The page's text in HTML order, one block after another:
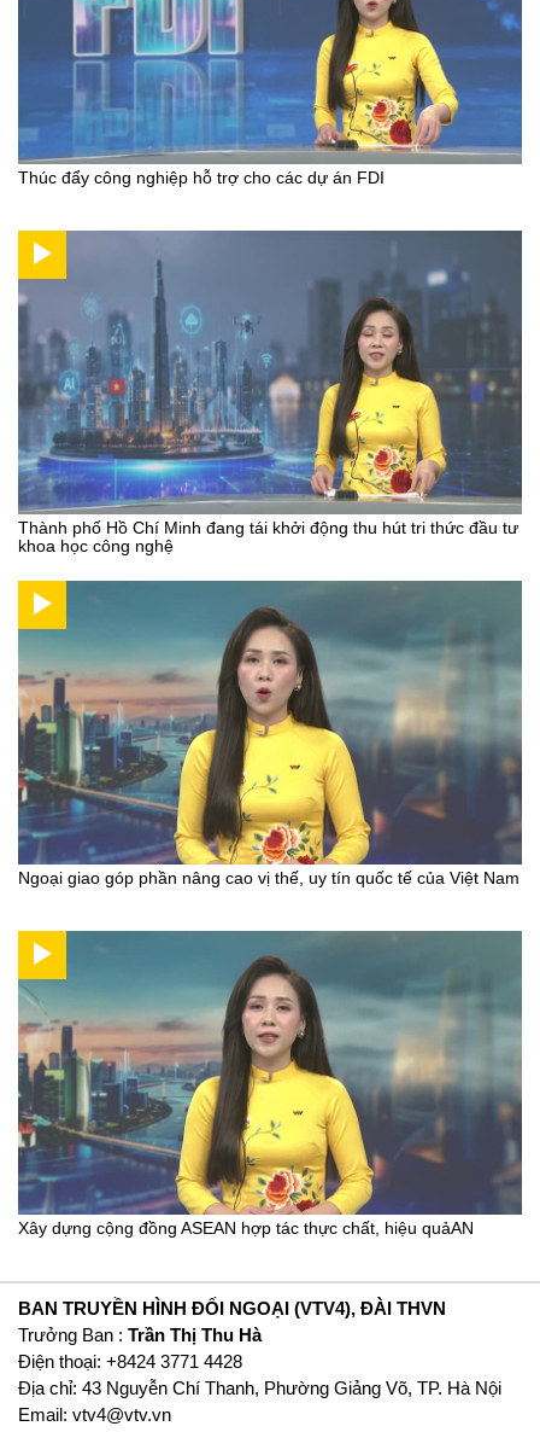
Thúc đẩy công nghiệp hỗ trợ cho các dự án FDI
Thành phố Hồ Chí Minh đang tái khởi động thu hút tri thức đầu tư
khoa học công nghệ
Ngoại giao góp phần nâng cao vị thế, uy tín quốc tế của Việt Nam
Xây dựng cộng đồng ASEAN hợp tác thực chất, hiệu quảAN
BAN TRUYỀN HÌNH ĐỐI NGOẠI (VTV4), ĐÀI THVN
Trưởng Ban : Trần Thị Thu Hà
Ðiện thoại: +8424 3771 4428
Địa chỉ: 43 Nguyễn Chí Thanh, Phường Giảng Võ, TP. Hà Nội
Email: vtv4@vtv.vn